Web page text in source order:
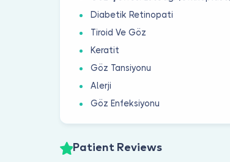
Diabetik Retinopati
Tiroid Ve Göz
Keratit
Göz Tansiyonu
Alerji
Göz Enfeksiyonu
Patient Reviews